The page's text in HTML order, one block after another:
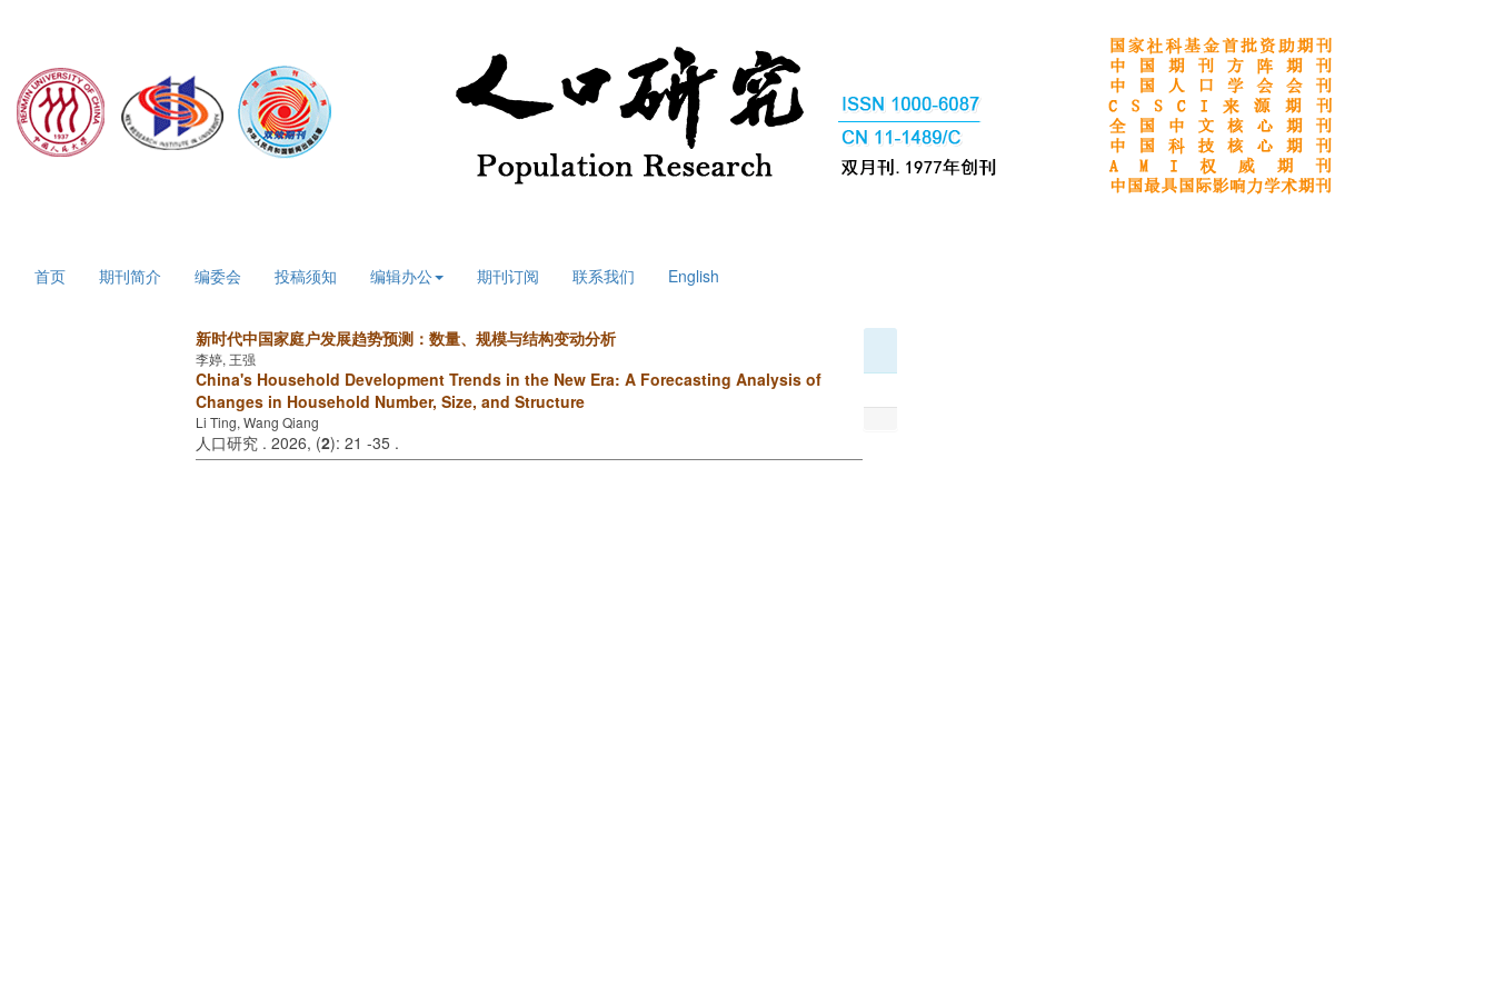
首页 期刊简介 编委会 投稿须知 编辑办公 期刊订阅 联系我们 English
新时代中国家庭户发展趋势预测：数量、规模与结构变动分析
李婷, 王强
China's Household Development Trends in the New Era: A Forecasting Analysis of
Changes in Household Number, Size, and Structure
Li Ting, Wang Qiang
人口研究 . 2026, (2): 21 -35 .